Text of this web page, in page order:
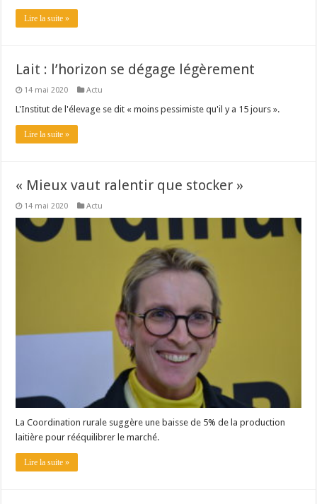
Lire la suite »
Lait : l’horizon se dégage légèrement
14 mai 2020 Actu
L'Institut de l'élevage se dit « moins pessimiste qu'il y a 15 jours ».
Lire la suite »
« Mieux vaut ralentir que stocker »
14 mai 2020 Actu
La Coordination rurale suggère une baisse de 5% de la production
laitière pour rééquilibrer le marché.
Lire la suite »